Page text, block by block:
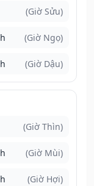
(Giờ Sửu)
(Giờ Ngọ)
(Giờ Dậu)
(Giờ Thìn)
(Giờ Mùi)
(Giờ Hợi)